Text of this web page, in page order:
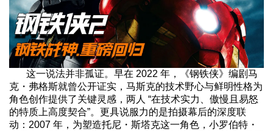
这一说法并非孤证。早在 2022 年，《钢铁侠》编剧马
克・弗格斯就曾公开证实，马斯克的技术野心与鲜明性格为
角色创作提供了关键灵感，两人 “在技术实力、傲慢且易怒
的特质上高度契合”。更具说服力的是拍摄幕后的深度联
动：2007 年，为塑造托尼・斯塔克这一角色，小罗伯特・